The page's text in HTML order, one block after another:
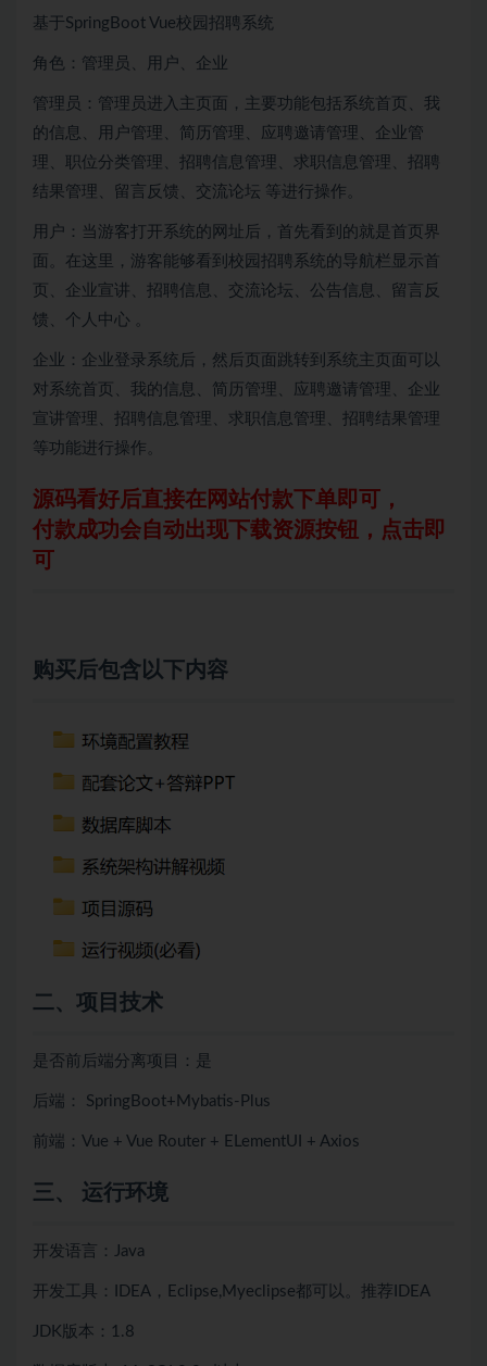
基于SpringBoot Vue校园招聘系统
角色：管理员、用户、企业
管理员：管理员进入主页面，主要功能包括系统首页、我
的信息、用户管理、简历管理、应聘邀请管理、企业管
理、职位分类管理、招聘信息管理、求职信息管理、招聘
结果管理、留言反馈、交流论坛 等进行操作。
用户：当游客打开系统的网址后，首先看到的就是首页界
面。在这里，游客能够看到校园招聘系统的导航栏显示首
页、企业宣讲、招聘信息、交流论坛、公告信息、留言反
馈、个人中心 。
企业：企业登录系统后，然后页面跳转到系统主页面可以
对系统首页、我的信息、简历管理、应聘邀请管理、企业
宣讲管理、招聘信息管理、求职信息管理、招聘结果管理
等功能进行操作。
源码看好后直接在网站付款下单即可，
付款成功会自动出现下载资源按钮，点击即
可
购买后包含以下内容
二、项目技术
是否前后端分离项目：是
后端： SpringBoot+Mybatis-Plus
前端：Vue + Vue Router + ELementUI + Axios
三、 运行环境
开发语言：Java
开发工具：IDEA，Eclipse,Myeclipse都可以。推荐IDEA
JDK版本：1.8